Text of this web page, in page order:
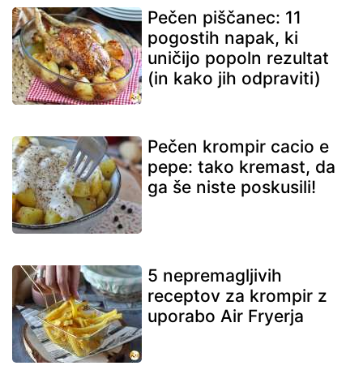
Pečen piščanec: 11
pogostih napak, ki
uničijo popoln rezultat
(in kako jih odpraviti)
Pečen krompir cacio e
pepe: tako kremast, da
ga še niste poskusili!
5 nepremagljivih
receptov za krompir z
uporabo Air Fryerja